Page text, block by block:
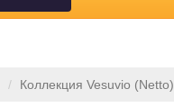
Коллекция Vesuvio (Netto)